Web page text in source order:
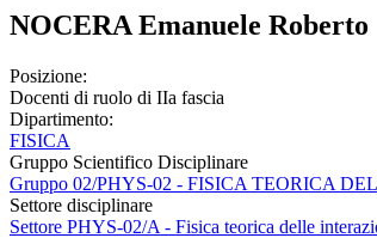
NOCERA Emanuele Roberto
Posizione:
Docenti di ruolo di IIa fascia
Dipartimento:
FISICA
Gruppo Scientifico Disciplinare
Gruppo 02/PHYS-02 - FISICA TEORICA
Settore disciplinare
Settore PHYS-02/A - Fisica teorica delle